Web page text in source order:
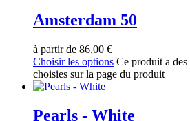
Amsterdam 50
à partir de 86,00 €
Choisir les options Ce produit a
choisies sur la page du produit
Pearls - White